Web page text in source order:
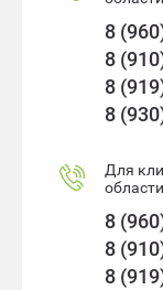
8
8
8
8
Для
области
8
8
8